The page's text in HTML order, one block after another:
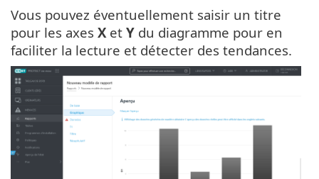
Vous pouvez éventuellement saisir un titre
pour les axes Xet Y du diagramme pour en
faciliter la lecture et détecter des tendances.